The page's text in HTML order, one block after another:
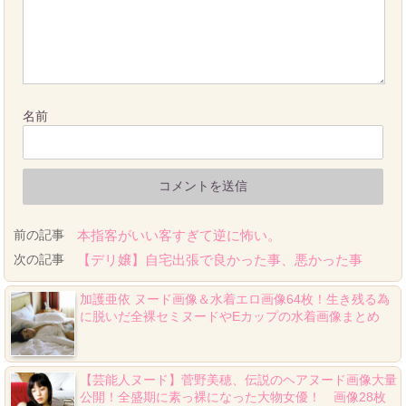
名前
前の記事 本指客がいい客すぎて逆に怖い。
次の記事 【デリ嬢】自宅出張で良かった事、悪かった事
加護亜依 ヌード画像＆水着エロ画像64枚！生き残る為
に脱いだ全裸セミヌードやEカップの水着画像まとめ
【芸能人ヌード】菅野美穂、伝説のヘアヌード画像大量
公開！全盛期に素っ裸になった大物女優！ 画像28枚